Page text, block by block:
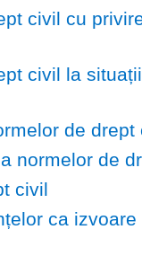
civil cu
civil la situații
de drept
normelor de
civil
ca izvoare